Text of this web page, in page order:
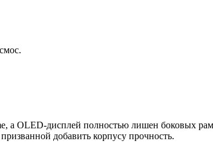
а OLED-дисплей полностью лишен боковых
добавить корпусу прочность.